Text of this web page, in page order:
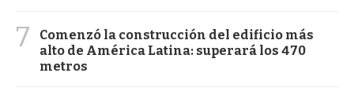
7
Comenzó la construcción del edificio más
alto de América Latina: superará los 470
metros